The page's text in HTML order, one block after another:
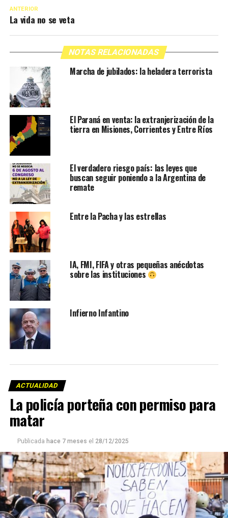
ANTERIOR
La vida no se veta
NOTAS RELACIONADAS
Marcha de jubilados: la heladera terrorista
El Paraná en venta: la extranjerización de la
tierra en Misiones, Corrientes y Entre Ríos
El verdadero riesgo país: las leyes que
buscan seguir poniendo a la Argentina de
remate
Entre la Pacha y las estrellas
IA, FMI, FIFA y otras pequeñas anécdotas
sobre las instituciones
Infierno Infantino
ACTUALIDAD
La policía porteña con permiso para
matar
Publicada hace 7 meses el 28/12/2025